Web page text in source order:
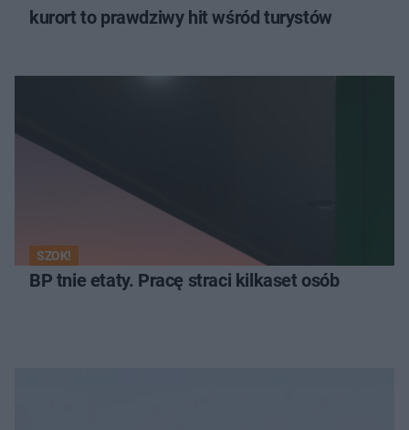
kurort to prawdziwy hit wśród turystów
SZOK!
BP tnie etaty. Pracę straci kilkaset osób